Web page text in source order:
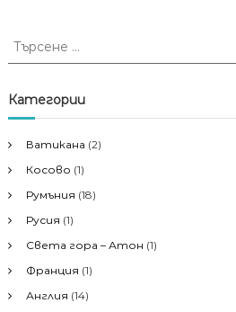
Т
с
е
е
з
а
Категории
Ватикана (2)
Косово (1)
Румъния (18)
Русия (1)
Света гора – Атон (1)
Франция (1)
Англия (14)